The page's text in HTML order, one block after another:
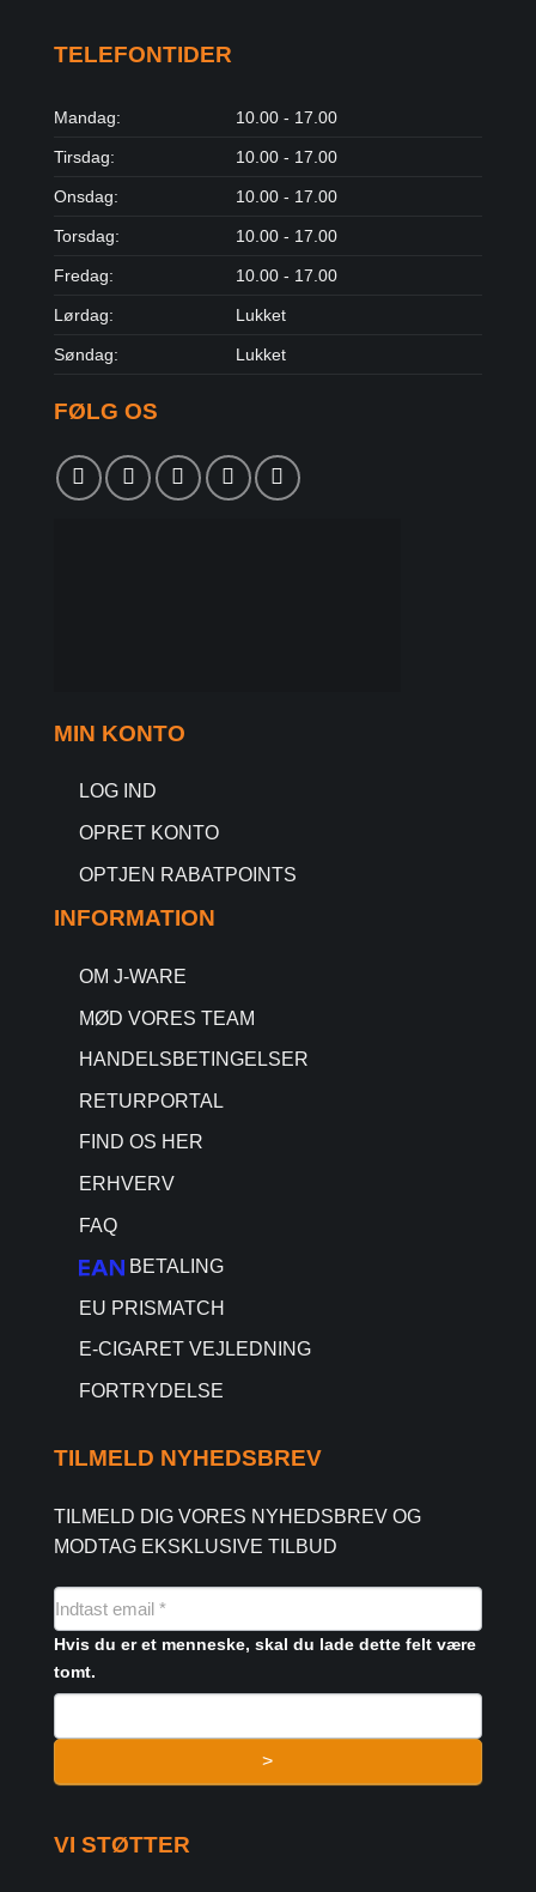
TELEFONTIDER
Mandag: 10.00 - 17.00
Tirsdag: 10.00 - 17.00
Onsdag: 10.00 - 17.00
Torsdag: 10.00 - 17.00
Fredag: 10.00 - 17.00
Lørdag: Lukket
Søndag: Lukket
FØLG OS
MIN KONTO
LOG IND
OPRET KONTO
OPTJEN RABATPOINTS
INFORMATION
OM J-WARE
MØD VORES TEAM
HANDELSBETINGELSER
RETURPORTAL
FIND OS HER
ERHVERV
FAQ
BETALING
EU PRISMATCH
E-CIGARET VEJLEDNING
FORTRYDELSE
TILMELD NYHEDSBREV
TILMELD DIG VORES NYHEDSBREV OG
MODTAG EKSKLUSIVE TILBUD
NYHEDSMAIL
FORMULAR
Hvis du er et menneske, skal du lade dette felt være
tomt.
>
VI STØTTER